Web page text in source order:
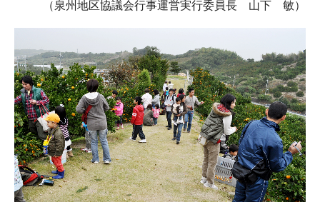
（泉州地区協議会行事運営実行委員長 山下 敏）